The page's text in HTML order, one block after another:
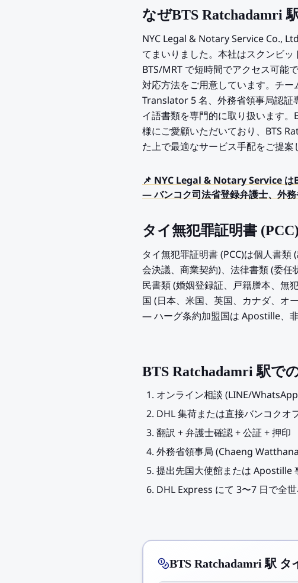
なぜBTS Ratchadamri
NYC Legal & Notary Service Co.,
てまいりました。本社はスクンビ
BTS/MRT で短時間でアクセス可能
対応方法をご用意しています。チ
Translator 5 名、外務省領事局認証
イ語書類を専門的に取り扱います
様にご愛顧いただいており、BTS
た上で最適なサービス手配をご提案
📌 NYC Legal & Notary Service は
— バンコク司法省登録弁護士、外
タイ無犯罪証明書
タイ無犯罪証明書 (PCC)は個人書
会決議、商業契約)、法律書類 (委
民書類 (婚姻登録証、戸籍謄本、無
国 (日本、米国、英国、カナダ、オ
— ハーグ条約加盟国は Apostille、
BTS Ratchadamri 駅で
オンライン相談 (LINE/
DHL 集荷または直接バンコクオ
翻訳 + 弁護士確認 + 公証 + 押印
外務省領事局 (Chaeng
提出先国大使館または Apostille
DHL Express にて 3〜7 日で全
BTS Ratchadamri 駅 タ